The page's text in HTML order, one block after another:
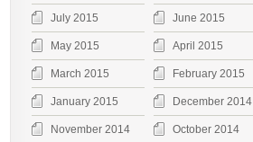
July 2015 June 2015
May 2015 April 2015
March 2015 February 2015
January 2015 December 2014
November 2014 October 2014